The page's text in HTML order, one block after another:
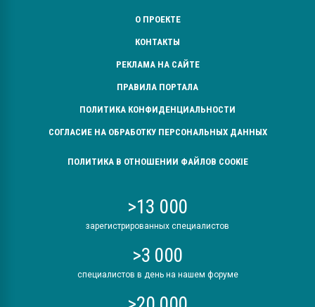
О ПРОЕКТЕ
КОНТАКТЫ
РЕКЛАМА НА САЙТЕ
ПРАВИЛА ПОРТАЛА
ПОЛИТИКА КОНФИДЕНЦИАЛЬНОСТИ
СОГЛАСИЕ НА ОБРАБОТКУ ПЕРСОНАЛЬНЫХ ДАННЫХ
ПОЛИТИКА В ОТНОШЕНИИ ФАЙЛОВ COOKIE
>13 000
зарегистрированных специалистов
>3 000
специалистов в день на нашем форуме